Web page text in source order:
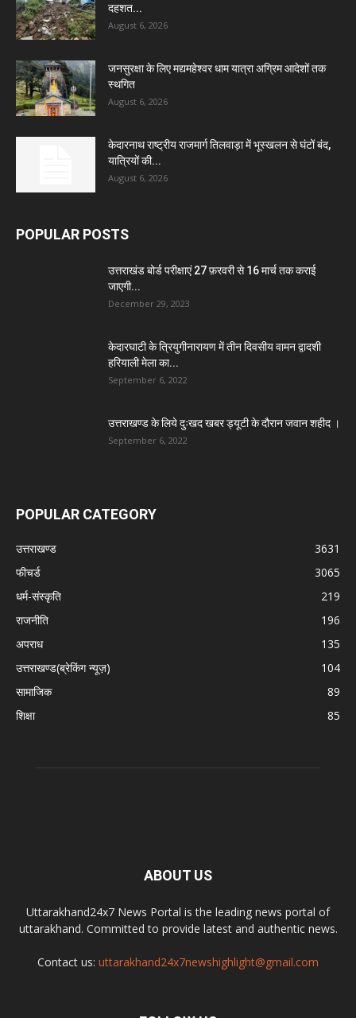
दहशत...
August 6, 2026
जनसुरक्षा के लिए मद्यमहेश्वर धाम यात्रा अग्रिम आदेशों तक
स्थगित
August 6, 2026
केदारनाथ राष्ट्रीय राजमार्ग तिलवाड़ा में भूस्खलन से घंटों बंद,
यात्रियों की...
August 6, 2026
POPULAR POSTS
उत्तराखंड बोर्ड परीक्षाएं 27 फ़रवरी से 16 मार्च तक कराई
जाएगी...
December 29, 2023
केदारघाटी के त्रियुगीनारायण में तीन दिवसीय वामन द्वादशी
हरियाली मेला का...
September 6, 2022
उत्तराखण्ड के लिये दुःखद खबर ड्यूटी के दौरान जवान शहीद ।
September 6, 2022
POPULAR CATEGORY
उत्तराखण्ड
3631
फीचर्ड
3065
धर्म-संस्कृति
219
राजनीति
196
अपराध
135
उत्तराखण्ड(ब्रेकिंग न्यूज़)
104
सामाजिक
89
शिक्षा
85
ABOUT US
Uttarakhand24x7 News Portal is the leading news portal of
uttarakhand. Committed to provide latest and authentic news.
Contact us: uttarakhand24x7newshighlight@gmail.com